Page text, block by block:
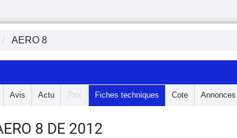
AERO 8
Avis Actu Prix Fiches techniques Cote Annonces
8 DE 2012